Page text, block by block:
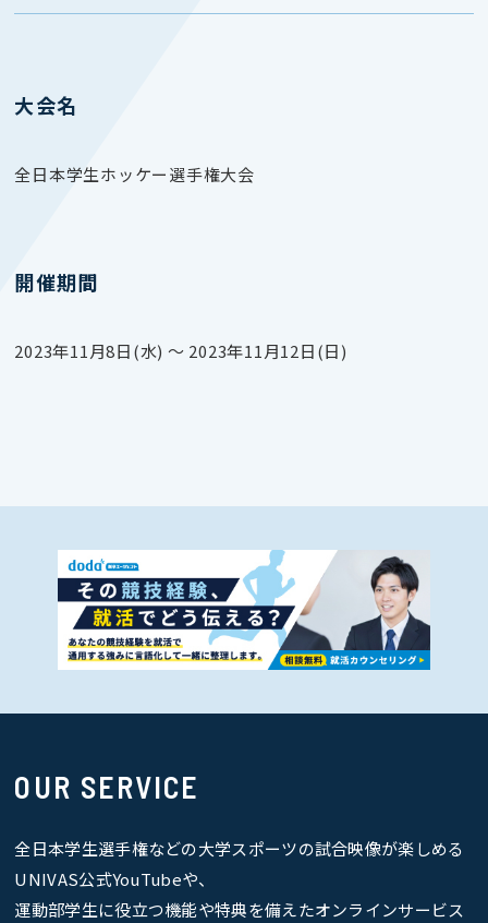
大会名
全日本学生ホッケー選手権大会
開催期間
2023年11月8日(水) 〜 2023年11月12日(日)
OUR SERVICE
全日本学生選手権などの大学スポーツの試合映像が楽しめる
UNIVAS公式YouTubeや、
運動部学生に役立つ機能や特典を備えたオンラインサービス